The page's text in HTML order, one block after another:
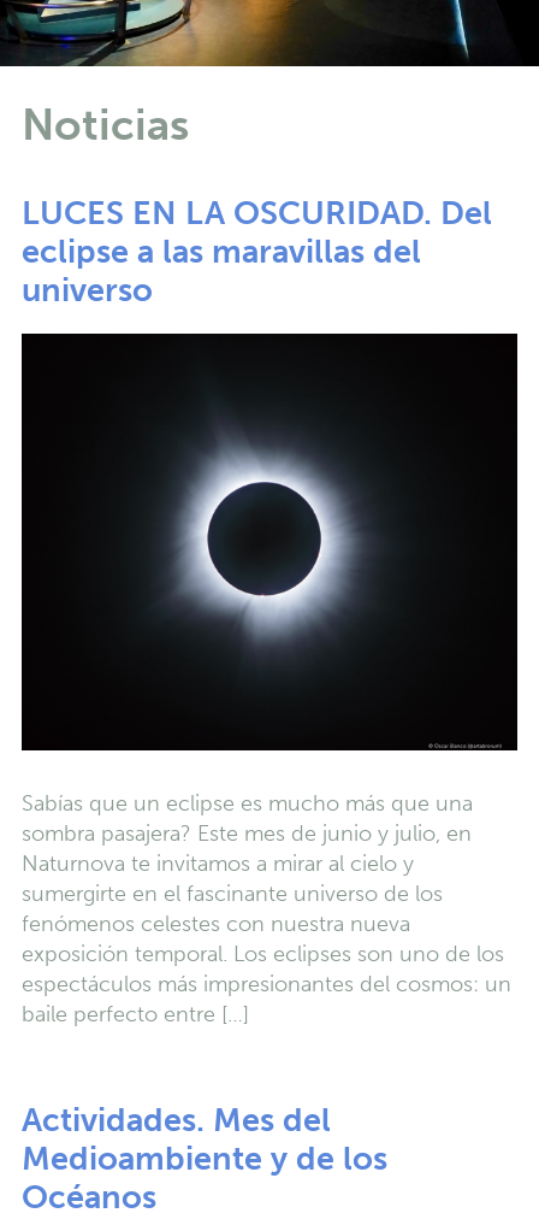
Noticias
LUCES EN LA OSCURIDAD. Del
eclipse a las maravillas del
universo
Sabías que un eclipse es mucho más que una
sombra pasajera? Este mes de junio y julio, en
Naturnova te invitamos a mirar al cielo y
sumergirte en el fascinante universo de los
fenómenos celestes con nuestra nueva
exposición temporal. Los eclipses son uno de los
espectáculos más impresionantes del cosmos: un
baile perfecto entre […]
Actividades. Mes del
Medioambiente y de los
Océanos